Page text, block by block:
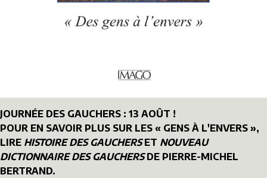
JOURNÉE DES GAUCHERS : 13 AOÛT !
POUR EN SAVOIR PLUS SUR LES « GENS À L'ENVERS »,
LIRE HISTOIRE DES GAUCHERSET NOUVEAU
DICTIONNAIRE DES GAUCHERSDE PIERRE-MICHEL
BERTRAND.